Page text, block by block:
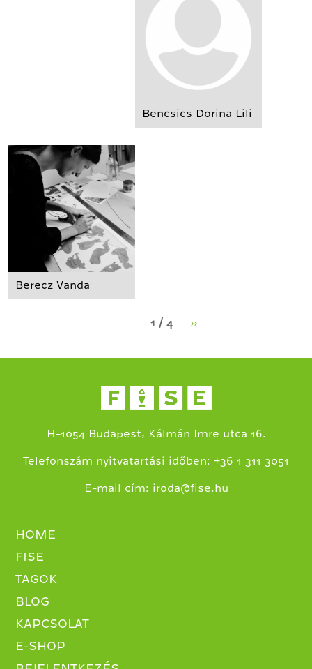
Bencsics Dorina Lili
Berecz Vanda
1 / 4 ››
H-1054 Budapest, Kálmán Imre utca 16.
Telefonszám nyitvatartási időben: +36 1 311 3051
E-mail cím: iroda@fise.hu
HOME
FISE
TAGOK
BLOG
KAPCSOLAT
E-SHOP